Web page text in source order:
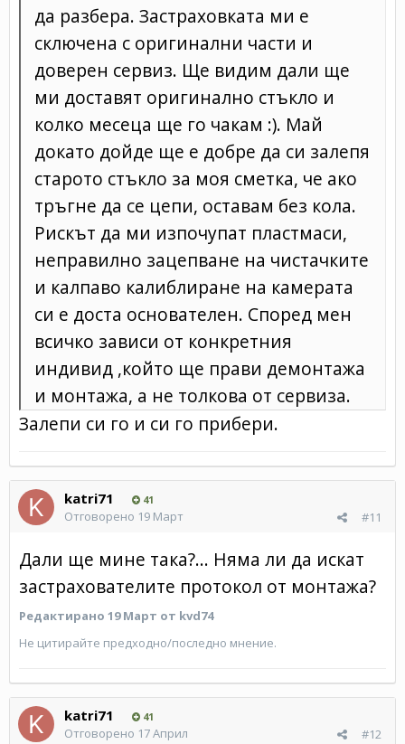
да разбера. Застраховката ми е
сключена с оригинални части и
доверен сервиз. Ще видим дали ще
ми доставят оригинално стъкло и
колко месеца ще го чакам :). Май
докато дойде ще е добре да си залепя
старото стъкло за моя сметка, че ако
тръгне да се цепи, оставам без кола.
Рискът да ми изпочупат пластмаси,
неправилно зацепване на чистачките
и калпаво калиблиране на камерата
си е доста основателен. Според мен
всичко зависи от конкретния
индивид ,който ще прави демонтажа
и монтажа, а не толкова от сервиза.
Залепи си го и си го прибери.
katri71 41
#11
Отговорено 19 Март
Дали ще мине така?... Няма ли да искат
застрахователите протокол от монтажа?
Редактирано 19 Март от kvd74
Не цитирайте предходно/последно мнение.
katri71 41
#12
Отговорено 17 Април